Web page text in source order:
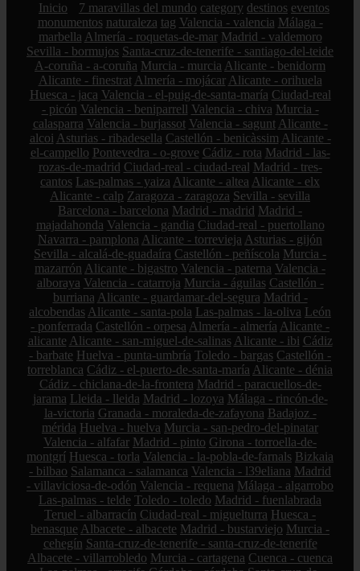
Inicio 7 maravillas del mundo category destinos eventos
monumentos naturaleza tag Valencia - valencia Málaga -
marbella Almería - roquetas-de-mar Madrid - valdemoro
Sevilla - bormujos Santa-cruz-de-tenerife - santiago-del-teide
A-coruña - a-coruña Murcia - murcia Alicante - benidorm
Alicante - finestrat Almería - mojácar Alicante - orihuela
Huesca - jaca Valencia - el-puig-de-santa-maría Ciudad-real
- picón Valencia - beniparrell Valencia - chiva Murcia -
calasparra Valencia - burjassot Valencia - sagunt Alicante -
alcoi Asturias - ribadesella Castellón - benicàssim Alicante -
el-campello Pontevedra - o-grove Cádiz - rota Madrid - las-
rozas-de-madrid Ciudad-real - ciudad-real Madrid - tres-
cantos Las-palmas - yaiza Alicante - altea Alicante - elx
Alicante - calp Zaragoza - zaragoza Sevilla - sevilla
Barcelona - barcelona Madrid - madrid Madrid -
majadahonda Valencia - gandia Ciudad-real - puertollano
Navarra - pamplona Alicante - torrevieja Asturias - gijón
Sevilla - alcalá-de-guadaíra Castellón - peñíscola Murcia -
mazarrón Alicante - bigastro Valencia - paterna Valencia -
alboraya Valencia - catarroja Murcia - águilas Castellón -
burriana Alicante - guardamar-del-segura Madrid -
alcobendas Alicante - santa-pola Las-palmas - la-oliva León
- ponferrada Castellón - orpesa Almería - almería Alicante -
alicante Alicante - san-miguel-de-salinas Alicante - ibi Cádiz
- barbate Huelva - punta-umbría Toledo - bargas Castellón -
torreblanca Cádiz - el-puerto-de-santa-maría Alicante - dénia
Cádiz - chiclana-de-la-frontera Madrid - paracuellos-de-
jarama Lleida - lleida Madrid - lozoya Málaga - rincón-de-
la-victoria Granada - moraleda-de-zafayona Badajoz -
mérida Huelva - huelva Murcia - san-pedro-del-pinatar
Valencia - alfafar Madrid - pinto Girona - torroella-de-
montgrí Huesca - torla Valencia - la-pobla-de-farnals Bizkaia
- bilbao Salamanca - salamanca Valencia - l39eliana Madrid
- villaviciosa-de-odón Valencia - requena Málaga - algarrobo
Las-palmas - telde Toledo - toledo Madrid - fuenlabrada
Teruel - albarracín Ciudad-real - miguelturra Huesca -
benasque Albacete - albacete Madrid - bustarviejo Murcia -
cehegín Santa-cruz-de-tenerife - santa-cruz-de-tenerife
Albacete - villarrobledo Murcia - cartagena Cuenca - cuenca